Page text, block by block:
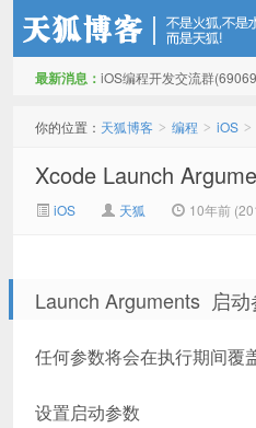
最新消息： iOS编程开发交流群
你的位置： 天狐博客 > 编程 > iOS >
Xcode Launch
iOS 天狐 10年前
Launch Arguments 启动
任何参数将会在执行期间覆
设置启动参数